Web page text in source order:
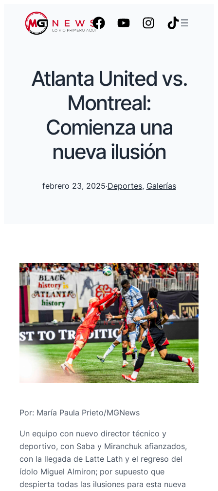
Atlanta United vs.
Montreal:
Comienza una
nueva ilusión
febrero 23, 2025·Deportes, Galerías
Por: María Paula Prieto/MGNews
Un equipo con nuevo director técnico y
deportivo, con Saba y Miranchuk afianzados,
con la llegada de Latte Lath y el regreso del
ídolo Miguel Almiron; por supuesto que
despierta todas las ilusiones para esta nueva